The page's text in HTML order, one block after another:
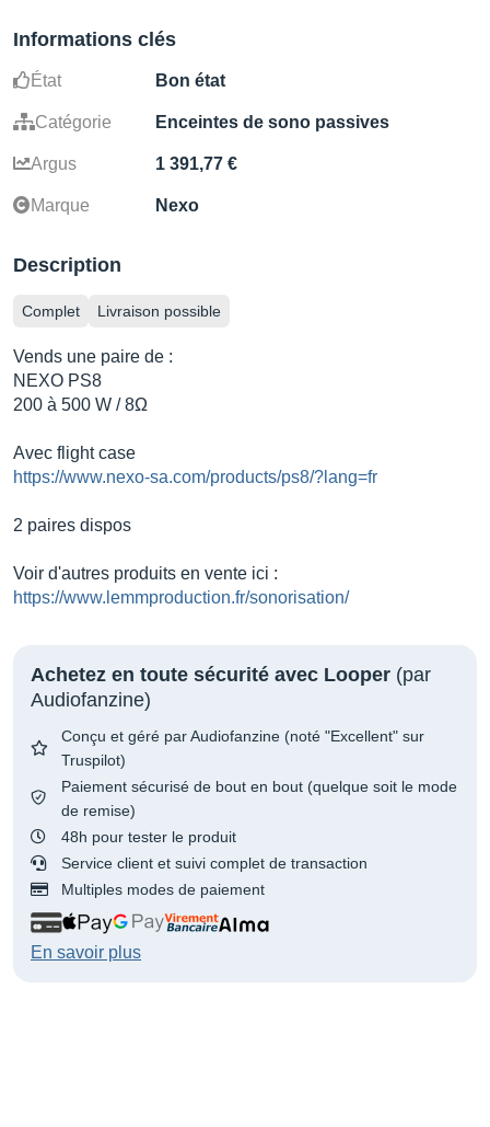
Informations clés
État Bon état
Catégorie Enceintes de sono passives
Argus 1 391,77 €
Marque Nexo
Description
Complet Livraison possible
Vends une paire de :
NEXO PS8
200 à 500 W / 8Ω
Avec flight case
https://www.nexo-sa.com/products/ps8/?lang=fr
2 paires dispos
Voir d'autres produits en vente ici :
https://www.lemmproduction.fr/sonorisation/
Achetez en toute sécurité avec Looper (par
Audiofanzine)
Conçu et géré par Audiofanzine (noté "Excellent" sur
Truspilot)
Paiement sécurisé de bout en bout (quelque soit le mode
de remise)
48h pour tester le produit
Service client et suivi complet de transaction
Multiples modes de paiement
En savoir plus